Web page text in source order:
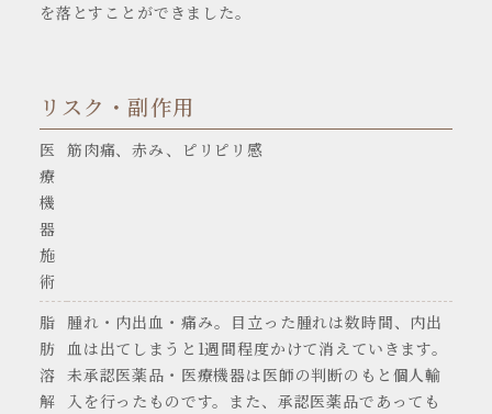
を落とすことができました。
リスク・副作用
医
療
機
器
施
術
筋肉痛、赤み、ピリピリ感
脂
肪
溶
解
腫れ・内出血・痛み。目立った腫れは数時間、内出
血は出てしまうと1週間程度かけて消えていきます。
未承認医薬品・医療機器は医師の判断のもと個人輸
入を行ったものです。また、承認医薬品であっても